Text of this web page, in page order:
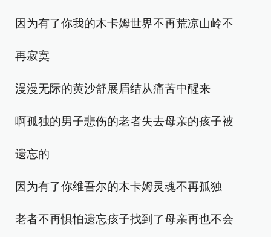
因为有了你我的木卡姆世界不再荒凉山岭不
再寂寞
漫漫无际的黄沙舒展眉结从痛苦中醒来
啊孤独的男子悲伤的老者失去母亲的孩子被
遗忘的
因为有了你维吾尔的木卡姆灵魂不再孤独
老者不再惧怕遗忘孩子找到了母亲再也不会